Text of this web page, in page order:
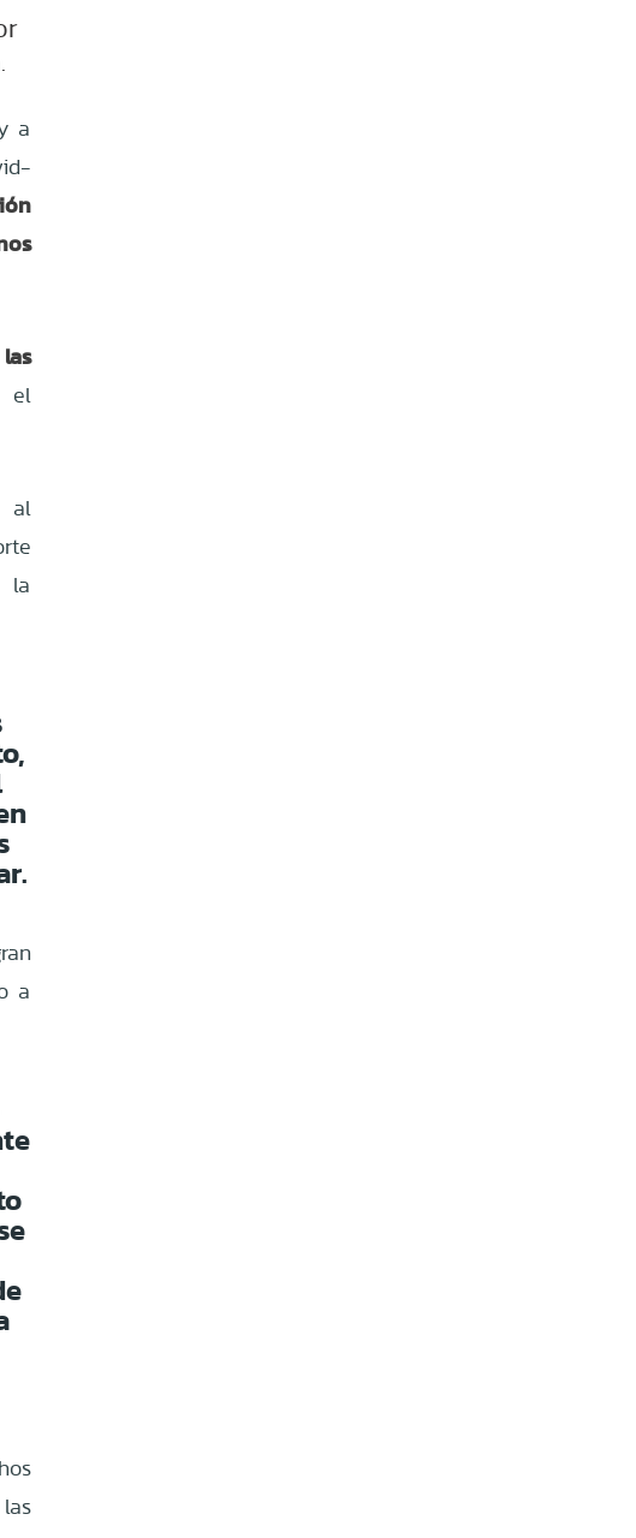
a
el
al
la
a